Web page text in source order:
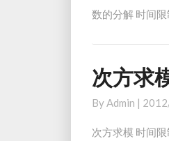
解
数的分解 时间
次
方
求
模
次方求
ByAdmin |
次方求模 时间